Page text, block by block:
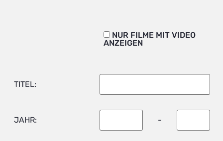
NUR FILME MIT VIDEO
ANZEIGEN
TITEL:
JAHR: -